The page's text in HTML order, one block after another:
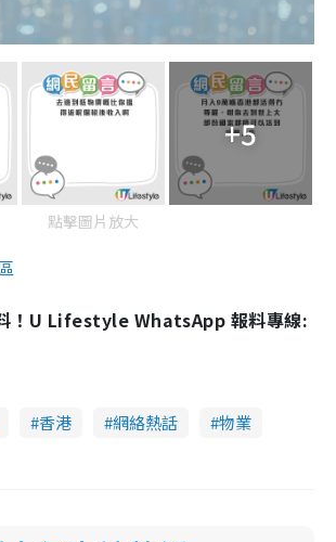
+5
點擊圖片放大
！U Lifestyle WhatsApp 報料專線:
香港 網絡熱話
物業